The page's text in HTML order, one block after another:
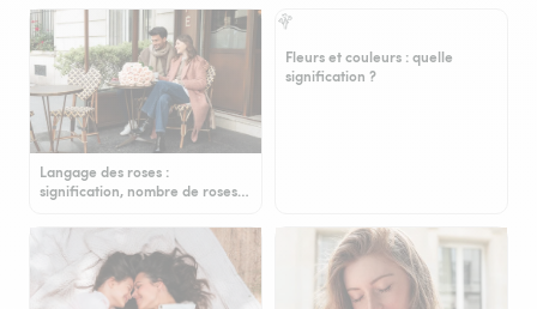
Langage des roses :
signification, nombre de roses…
Fleurs et couleurs : quelle
signification ?